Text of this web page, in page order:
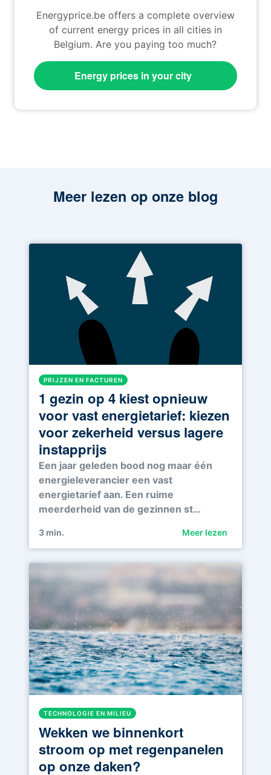
Energyprice.be offers a complete overview
of current energy prices in all cities in
Belgium. Are you paying too much?
Energy prices in your city
Meer lezen op onze blog
PRIJZEN EN FACTUREN
1 gezin op 4 kiest opnieuw
voor vast energietarief: kiezen
voor zekerheid versus lagere
instapprijs
Een jaar geleden bood nog maar één
energieleverancier een vast
energietarief aan. Een ruime
meerderheid van de gezinnen st…
3 min. Meer lezen
TECHNOLOGIE EN MILIEU
Wekken we binnenkort
stroom op met regenpanelen
op onze daken?